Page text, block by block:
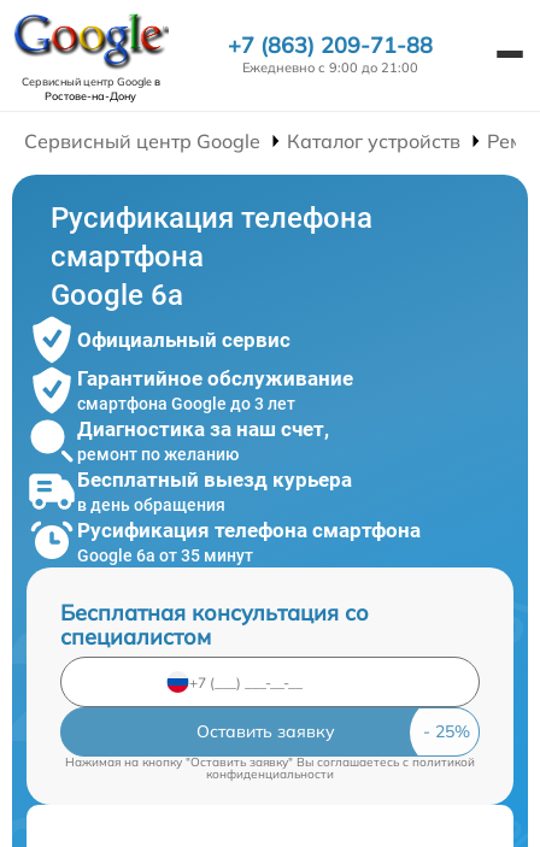
Сервисный центр Googleв
Ростове-на-Дону
+7 (863) 209-71-88
Ежедневно с 9:00 до 21:00
Сервисный центр Google Каталог устройств
Русификация телефона
смартфона
Google 6a
Официальный сервис
Гарантийное обслуживание
смартфона Google до 3 лет
Диагностика за наш счет,
ремонт по желанию
Бесплатный выезд курьера
в день обращения
Русификация телефона смартфона
Google 6a от 35 минут
Бесплатная консультация со
специалистом
Оставить заявку
Нажимая на кнопку "Оставить заявку" Вы соглашаетесь c политикой
конфиденциальности